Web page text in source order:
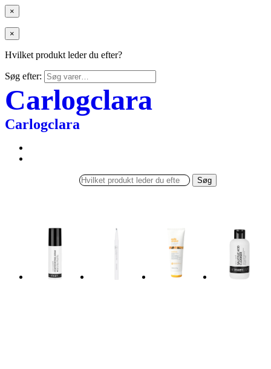
×
×
Hvilket produkt leder du efter?
Søg efter:
Carlogclara
Carlogclara
Søg